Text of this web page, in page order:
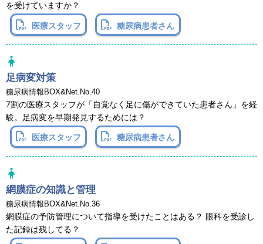
を受けていますか？
医療スタッフ 糖尿病患者さん
足病変対策
糖尿病情報BOX&Net.No.40
7割の医療スタッフが「自覚なく足に傷ができていた患者さん」を経
験。足病変を早期発見するためには？
医療スタッフ 糖尿病患者さん
網膜症の知識と管理
糖尿病情報BOX&Net.No.36
網膜症の予防管理について指導を受けたことはある？ 眼科を受診し
た記録は残してる？